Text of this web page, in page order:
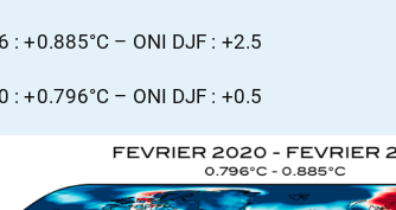
: +0.885°C – ONI DJF : +2.5
: +0.796°C – ONI DJF : +0.5